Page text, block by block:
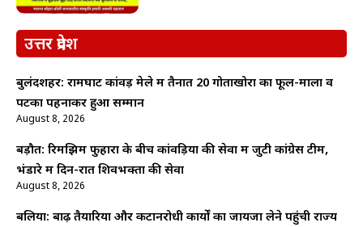
उत्तर प्रदेश
बुलंदशहर: रामघाट कांवड़ मेले में तैनात 20 गोताखोरों का फूल-माला व
पटका पहनाकर हुआ सम्मान
August 8, 2026
बड़ौत: रिमझिम फुहारों के बीच कांवड़ियों की सेवा में जुटी कांग्रेस टीम,
भंडारे में दिन-रात शिवभक्तों की सेवा
August 8, 2026
बलिया: बाढ़ तैयारियों और कटानरोधी कार्यों का जायजा लेने पहुंची राज्य